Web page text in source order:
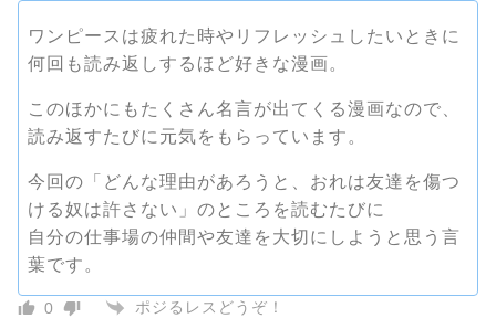
ワンピースは疲れた時やリフレッシュしたいときに
何回も読み返しするほど好きな漫画。
このほかにもたくさん名言が出てくる漫画なので、
読み返すたびに元気をもらっています。
今回の「どんな理由があろうと、おれは友達を傷つ
ける奴は許さない」のところを読むたびに
自分の仕事場の仲間や友達を大切にしようと思う言
葉です。
0 ポジるレスどうぞ！